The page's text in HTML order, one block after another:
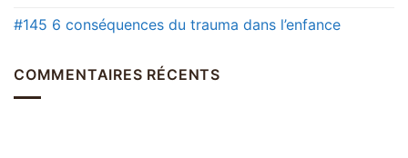
#145 6 conséquences du trauma dans l’enfance
COMMENTAIRES RÉCENTS